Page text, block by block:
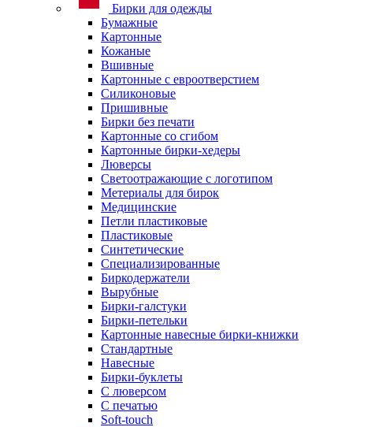
Бирки для одежды
Бумажные
Картонные
Кожаные
Вшивные
Картонные с евроотверстием
Силиконовые
Пришивные
Бирки без печати
Картонные со сгибом
Картонные бирки-хедеры
Люверсы
Светоотражающие с логотипом
Метериалы для бирок
Медицинские
Петли пластиковые
Пластиковые
Синтетические
Специализированные
Биркодержатели
Вырубные
Бирки-галстуки
Бирки-петельки
Картонные навесные бирки-книжки
Стандартные
Навесные
Бирки-буклеты
С люверсом
С печатью
Soft-touch